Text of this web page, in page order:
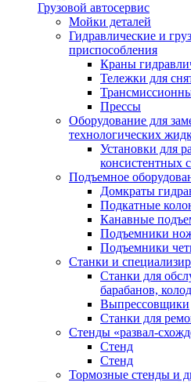
Грузовой автосервис
Мойки деталей
Гидравлические и
приспособления
Краны
Тележки для
Прессы
Оборудование для
технологических
Установки для
консистентных
Подъемное
Домкраты
Подкатные
Канавные
Подъемники
Подъемники
Станки и
Станки для
барабанов,
Выпрессовщики
Станки для
Стенды «развал-
Стенд
Стенд
Тормозные стенды и